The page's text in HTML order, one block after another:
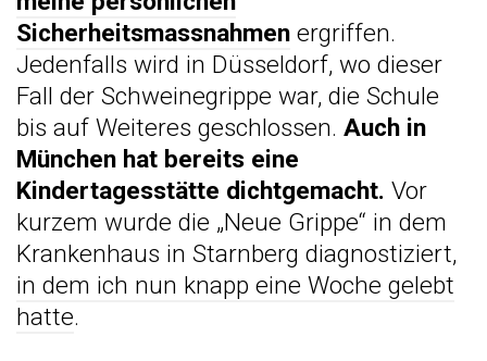
Sicherheitsmassnahmen ergriffen.
Jedenfalls wird in Düsseldorf, wo dieser
Fall der Schweinegrippe war, die Schule
bis auf Weiteres geschlossen. Auch in
München hat bereits eine
Kindertagesstätte dichtgemacht. Vor
kurzem wurde die „Neue Grippe“ in dem
Krankenhaus in Starnberg diagnostiziert,
in dem ich nun knapp eine Woche gelebt
hatte.